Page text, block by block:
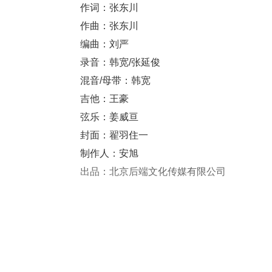
作词：张东川
作曲：张东川
编曲：刘严
录音：韩宽/张延俊
混音/母带：韩宽
吉他：王豪
弦乐：姜威亘
封面：翟羽住一
制作人：安旭
出品：北京后端文化传媒有限公司